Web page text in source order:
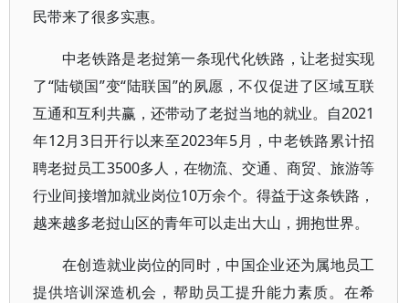
民带来了很多实惠。
中老铁路是老挝第一条现代化铁路，让老挝实现
了“陆锁国”变“陆联国”的夙愿，不仅促进了区域互联
互通和互利共赢，还带动了老挝当地的就业。自2021
年12月3日开行以来至2023年5月，中老铁路累计招
聘老挝员工3500多人，在物流、交通、商贸、旅游等
行业间接增加就业岗位10万余个。得益于这条铁路，
越来越多老挝山区的青年可以走出大山，拥抱世界。
在创造就业岗位的同时，中国企业还为属地员工
提供培训深造机会，帮助员工提升能力素质。在希